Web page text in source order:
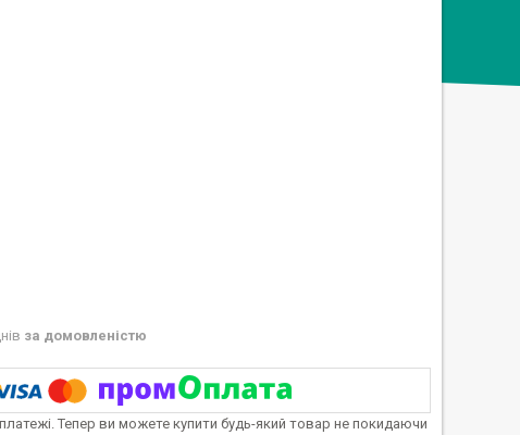
за домовленістю
платежі. Тепер ви можете купити будь-який товар не покидаючи